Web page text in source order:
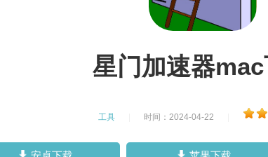
星门加速器
工具 时间：2024-04-22